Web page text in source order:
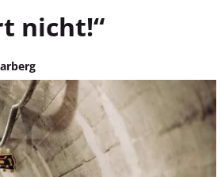
nicht!“